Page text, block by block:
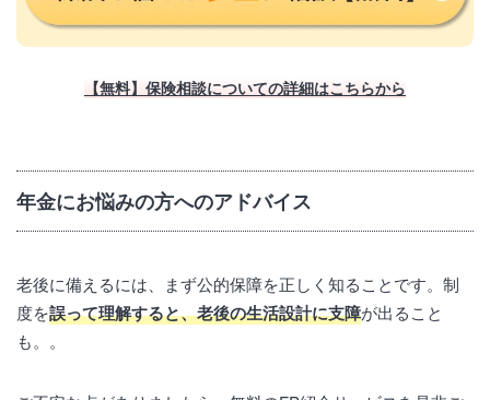
【無料】保険相談についての詳細はこちらから
年金にお悩みの方へのアドバイス
老後に備えるには、まず公的保障を正しく知ることです。制
度を誤って理解すると、老後の生活設計に支障が出ること
も。。